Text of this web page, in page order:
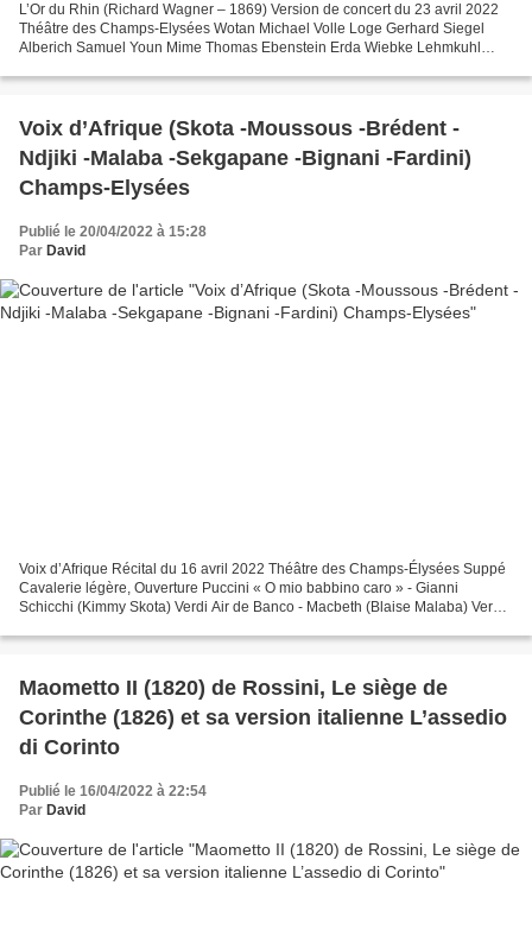
L’Or du Rhin (Richard Wagner – 1869) Version de concert du 23 avril 2022
Théâtre des Champs-Elysées Wotan Michael Volle Loge Gerhard Siegel
Alberich Samuel Youn Mime Thomas Ebenstein Erda Wiebke Lehmkuhl
Voix d’Afrique (Skota -Moussous -Brédent -
Ndjiki -Malaba -Sekgapane -Bignani -Fardini)
Champs-Elysées
Publié le 20/04/2022 à 15:28
Par David
Voix d’Afrique Récital du 16 avril 2022 Théâtre des Champs-Élysées Suppé
Cavalerie légère, Ouverture Puccini « O mio babbino caro » - Gianni
Schicchi (Kimmy Skota) Verdi Air de Banco - Macbeth (Blaise Malaba) Verdi
Maometto II (1820) de Rossini, Le siège de
Corinthe (1826) et sa version italienne L’assedio
di Corinto
Publié le 16/04/2022 à 22:54
Par David